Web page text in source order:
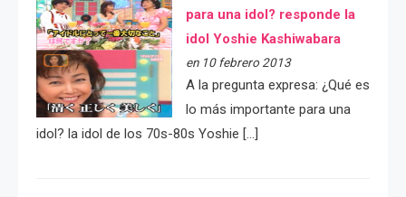
para una idol? responde la
idol Yoshie Kashiwabara
en 10 febrero 2013
A la pregunta expresa: ¿Qué es
lo más importante para una
idol? la idol de los 70s-80s Yoshie […]